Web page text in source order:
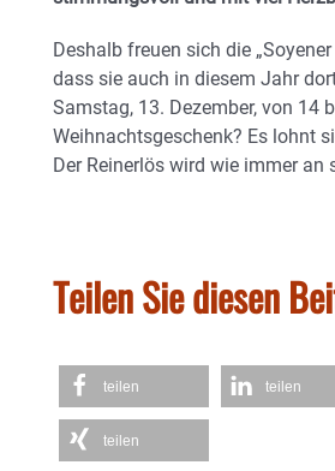
Deshalb freuen sich die
dass sie auch in diesem Jahr
Samstag, 13. Dezember, von 14
Weihnachtsgeschenk? Es lohnt
Der Reinerlös wird wie immer
Teilen Sie diesen
teilen teilen
teilen